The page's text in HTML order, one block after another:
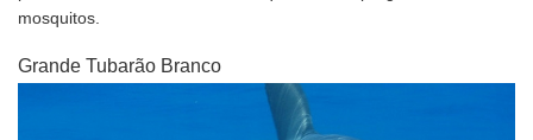
mosquitos.
Grande Tubarão Branco